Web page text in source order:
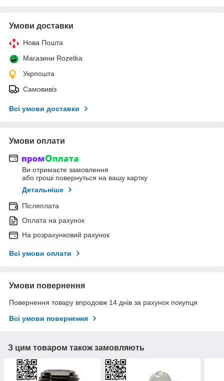
Умови доставки
Нова Пошта
Магазини Rozetka
Укрпошта
Самовивіз
Всі умови доставки
Умови оплати
Ви отримаєте замовлення
або гроші повернуться на вашу картку
Детальніше
Післяплата
Оплата на рахунок
На розрахунковий рахунок
Всі умови оплати
Умови повернення
Повернення товару впродовж 14 днів за рахунок покупця
Всі умови повернення
З цим товаром також замовляють